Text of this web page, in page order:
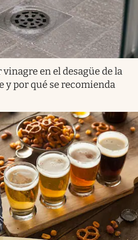
vinagre en el desagüe de la
y por qué se recomienda